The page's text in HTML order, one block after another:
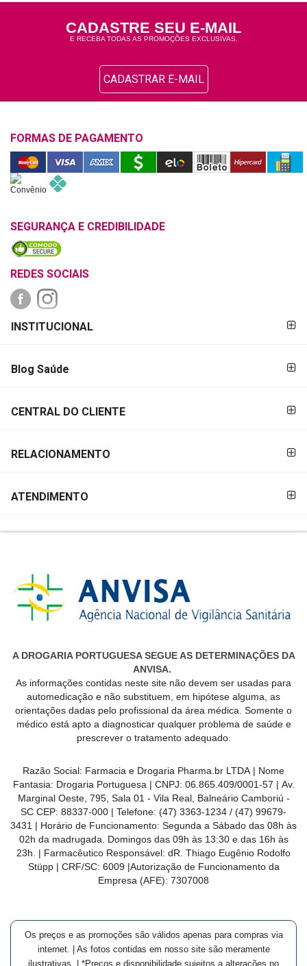
CADASTRE SEU E-MAIL
E RECEBA TODAS AS PROMOÇÕES EXCLUSIVAS.
CADASTRAR E-MAIL
FORMAS DE PAGAMENTO
SEGURANÇA E CREDIBILIDADE
REDES SOCIAIS
PAGAMENTO
INSTITUCIONAL
Blog Saúde
CENTRAL DO CLIENTE
RELACIONAMENTO
ATENDIMENTO
A DROGARIA PORTUGUESA SEGUE AS DETERMINAÇÕES DA
ANVISA.
As informações contidas neste site não devem ser usadas para
automedicação e não substituem, em hipótese alguma, as
orientações dadas pelo profissional da área médica. Somente o
médico está apto a diagnosticar qualquer problema de saúde e
prescrever o tratamento adequado.
Razão Social: Farmacia e Drogaria Pharma.br LTDA | Nome
Fantasia: Drogaria Portuguesa | CNPJ: 06.865.409/0001-57 | Av.
Marginal Oeste, 795, Sala 01 - Vila Real, Balneário Camboriú -
SC CEP: 88337-000 | Telefone: (47) 3363-1234 / (47) 99679-
3431 | Horário de Funcionamento: Segunda a Sábado das 08h às
02h da madrugada. Domingos das 09h às 13:30 e das 16h às
23h. | Farmacêutico Responsável: dR. Thiago Eugênio Rodolfo
Stüpp | CRF/SC: 6009 |Autorização de Funcionamento da
Empresa (AFE): 7307008
Os preços e as promoções são válidos apenas para compras via
internet. | As fotos contidas em nosso site são meramente
ilustrativas. | *Preços e disponibilidade sujeitos a alterações no